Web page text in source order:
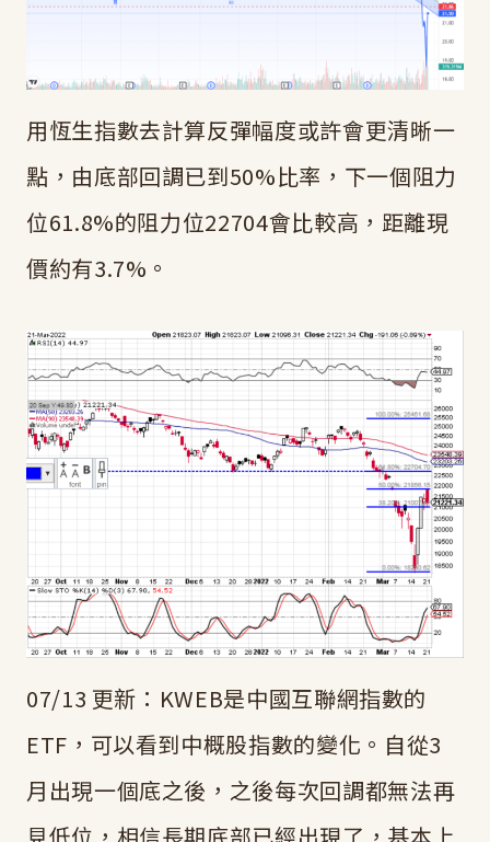
用恆生指數去計算反彈幅度或許會更清晰一
點，由底部回調已到50%比率，下一個阻力
位61.8%的阻力位22704會比較高，距離現
價約有3.7%。
07/13 更新：KWEB是中國互聯網指數的
ETF，可以看到中概股指數的變化。自從3
月出現一個底之後，之後每次回調都無法再